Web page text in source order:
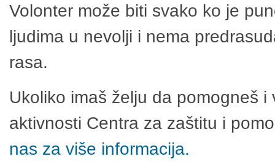
Volonter može biti svako ko je
ljudima u nevolji i nema
rasa.
Ukoliko imaš želju da pomogneš
aktivnosti Centra za zaštitu i
nas za više informacija.